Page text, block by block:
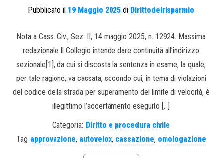
Pubblicato il 19 Maggio 2025 di Dirittodelrisparmio
Nota a Cass. Civ., Sez. II, 14 maggio 2025, n. 12924. Massima
redazionale Il Collegio intende dare continuità all’indirizzo
sezionale[1], da cui si discosta la sentenza in esame, la quale,
per tale ragione, va cassata, secondo cui, in tema di violazioni
del codice della strada per superamento del limite di velocità, è
illegittimo l’accertamento eseguito […]
Categoria: Diritto e procedura civile
Tag approvazione, autovelox, cassazione, omologazione